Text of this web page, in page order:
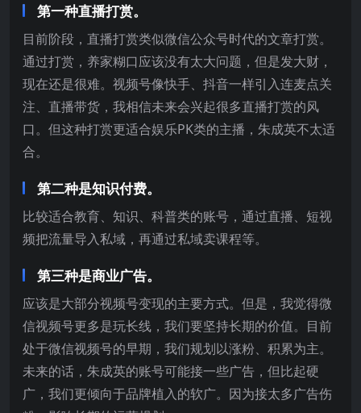
第一种直播打赏。
目前阶段，直播打赏类似微信公众号时代的文章打赏。
通过打赏，养家糊口应该没有太大问题，但是发大财，
现在还是很难。视频号像快手、抖音一样引入连麦点关
注、直播带货，我相信未来会兴起很多直播打赏的风
口。但这种打赏更适合娱乐PK类的主播，朱成英不太适
合。
第二种是知识付费。
比较适合教育、知识、科普类的账号，通过直播、短视
频把流量导入私域，再通过私域卖课程等。
第三种是商业广告。
应该是大部分视频号变现的主要方式。但是，我觉得微
信视频号更多是玩长线，我们要坚持长期的价值。目前
处于微信视频号的早期，我们规划以涨粉、积累为主。
未来的话，朱成英的账号可能接一些广告，但比起硬
广，我们更倾向于品牌植入的软广。因为接太多广告伤